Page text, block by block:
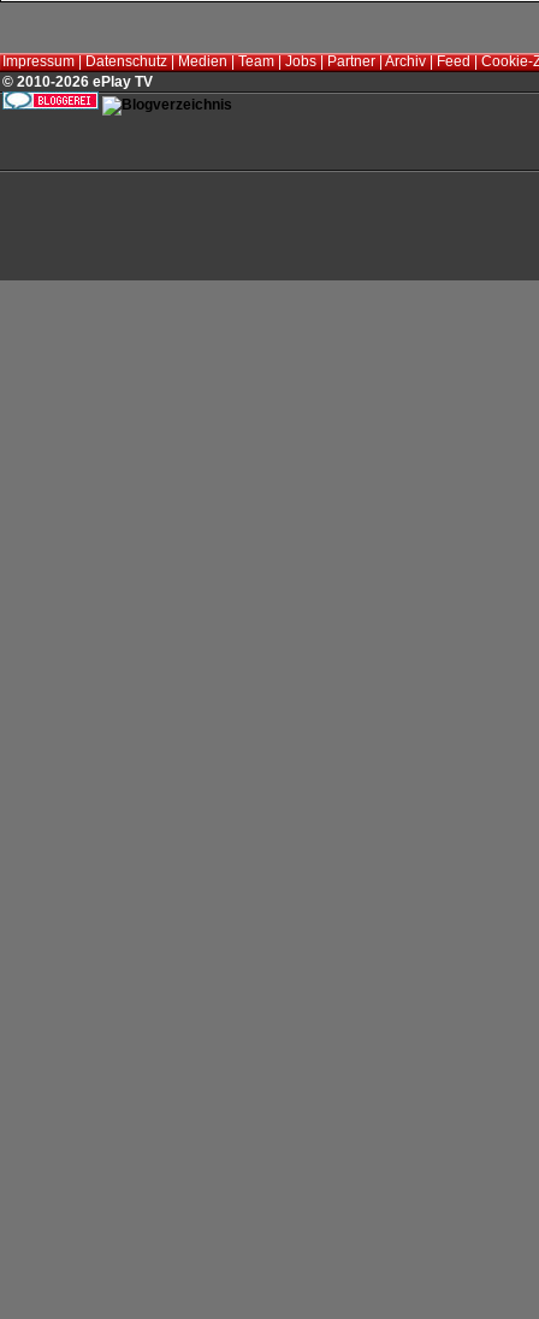
Impressum|Datenschutz|Medien|Team|Jobs|Partner|Archiv|Feed|Cookie-
© 2010-2026 ePlay TV